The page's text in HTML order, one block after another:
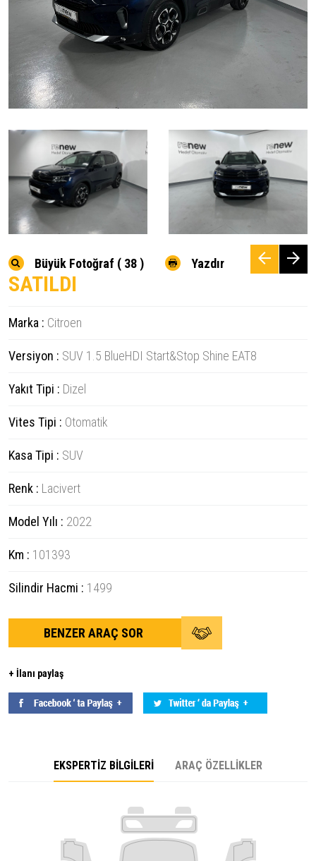
Büyük Fotoğraf ( 38 ) Yazdır
SATILDI
Marka : Citroen
Versiyon : SUV 1.5 BlueHDI Start&Stop Shine EAT8
Yakıt Tipi : Dizel
Vites Tipi : Otomatik
Kasa Tipi : SUV
Renk : Lacivert
Model Yılı : 2022
Km : 101393
Silindir Hacmi : 1499
BENZER ARAÇ SOR
+ İlanı paylaş
EKSPERTİZ BİLGİLERİ ARAÇ ÖZELLİKLER